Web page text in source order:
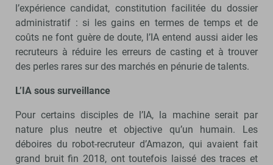
l’expérience candidat, constitution facilitée du dossier
administratif : si les gains en termes de temps et de
coûts ne font guère de doute, l’IA entend aussi aider les
recruteurs à réduire les erreurs de casting et à trouver
des perles rares sur des marchés en pénurie de talents.
L’IA sous surveillance
Pour certains disciples de l’IA, la machine serait par
nature plus neutre et objective qu’un humain. Les
déboires du robot-recruteur d’Amazon, qui avaient fait
grand bruit fin 2018, ont toutefois laissé des traces et